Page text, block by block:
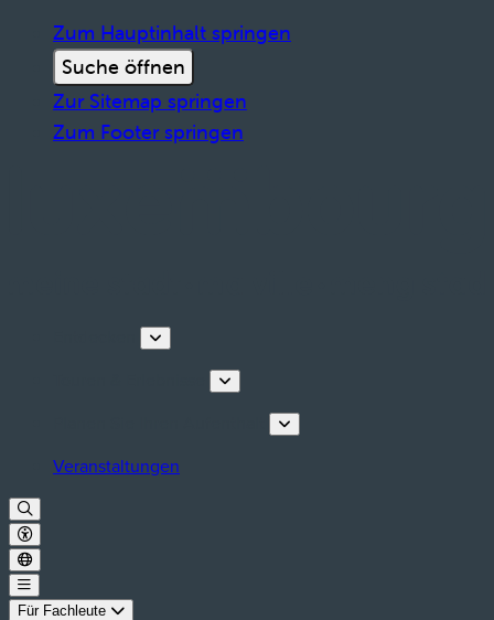
Zum Hauptinhalt springen
Suche öffnen
Zur Sitemap springen
Zum Footer springen
Veranstaltungen
Für Fachleute